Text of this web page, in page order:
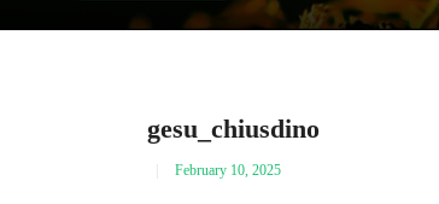
gesu_chiusdino
February 10, 2025